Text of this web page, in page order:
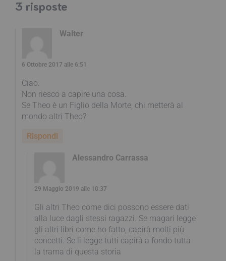
3 risposte
Walter
6 Ottobre 2017 alle 6:51
Ciao.
Non riesco a capire una cosa.
Se Theo è un Figlio della Morte, chi metterà al
mondo altri Theo?
Rispondi
Alessandro Carrassa
29 Maggio 2019 alle 10:37
Gli altri Theo come dici possono essere dati
alla luce dagli stessi ragazzi. Se magari legge
gli altri libri come ho fatto, capirà molti più
concetti. Se li legge tutti capirà a fondo tutta
la trama di questa storia